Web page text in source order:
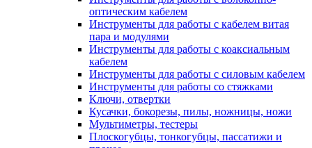
оптическим кабелем
Инструменты для работы с кабелем витая
пара и модулями
Инструменты для работы с коаксиальным
кабелем
Инструменты для работы с силовым кабелем
Инструменты для работы со стяжками
Ключи, отвертки
Кусачки, бокорезы, пилы, ножницы, ножи
Мультиметры, тестеры
Плоскогубцы, тонкогубцы, пассатижи и